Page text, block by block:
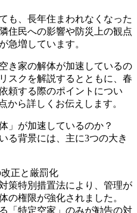
も、長年住まわれなくなった
住民への影響や防災上の観点
急増しています。
き家の解体が加速しているの
スクを解説するとともに、春
頼する際のポイントについ
から詳しくお伝えします。
」が加速しているのか？
る背景には、主に3つの大き
正と厳罰化
策特別措置法により、管理が
の権限が強化されました。
「特定空家」のみが勧告の対